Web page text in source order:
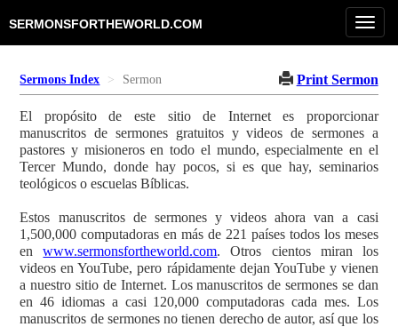
SERMONSFORTHEWORLD.COM
Sermons Index Sermon Print Sermon
El propósito de este sitio de Internet es proporcionar
manuscritos de sermones gratuitos y videos de sermones a
pastores y misioneros en todo el mundo, especialmente en el
Tercer Mundo, donde hay pocos, si es que hay, seminarios
teológicos o escuelas Bíblicas.
Estos manuscritos de sermones y videos ahora van a casi
1,500,000 computadoras en más de 221 países todos los meses
enwww.sermonsfortheworld.com. Otros cientos miran los
videos en YouTube, pero rápidamente dejan YouTube y vienen
a nuestro sitio de Internet. Los manuscritos de sermones se dan
en 46 idiomas a casi 120,000 computadoras cada mes. Los
manuscritos de sermones no tienen derecho de autor, así que los